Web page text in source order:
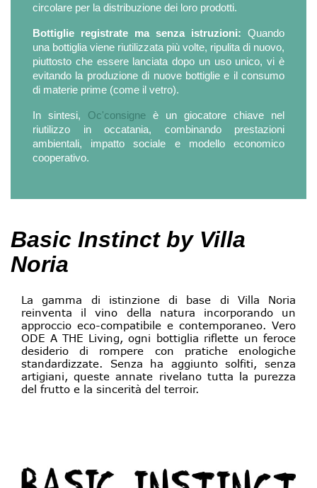
circolare per la distribuzione dei loro prodotti.
Bottiglie registrate ma senza istruzioni: Quando
una bottiglia viene riutilizzata più volte, ripulita di nuovo,
piuttosto che essere lanciata dopo un uso unico, vi è
evitando la produzione di nuove bottiglie e il consumo
di materie prime (come il vetro).
In sintesi, Oc'consigne è un giocatore chiave nel
riutilizzo in occatania, combinando prestazioni
ambientali, impatto sociale e modello economico
cooperativo.
Basic Instinct by Villa
Noria
La gamma di istinzione di base di Villa Noria
reinventa il vino della natura incorporando un
approccio eco-compatibile e contemporaneo. Vero
ODE A THE Living, ogni bottiglia riflette un feroce
desiderio di rompere con pratiche enologiche
standardizzate. Senza ha aggiunto solfiti, senza
artigiani, queste annate rivelano tutta la purezza
del frutto e la sincerità del terroir.